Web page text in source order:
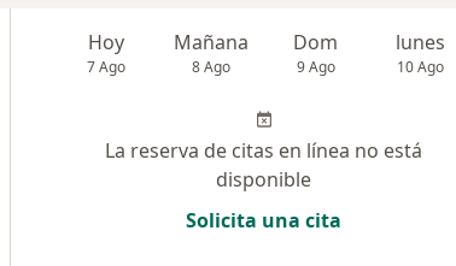
Hoy
7 Ago
Mañana
8 Ago
Dom
9 Ago
lunes
10 Ago
La reserva de citas en línea no está
disponible
Solicita una cita